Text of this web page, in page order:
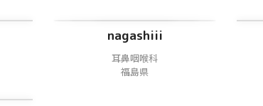
nagashiii
耳鼻咽喉科
福島県